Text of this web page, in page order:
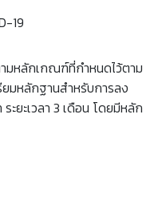
19
มหลักเกณฑ์ที่กำหนดไว้ตาม
ยมหลักฐานสำหรับการลง
ะยะเวลา 3 เดือน โดยมีหลัก